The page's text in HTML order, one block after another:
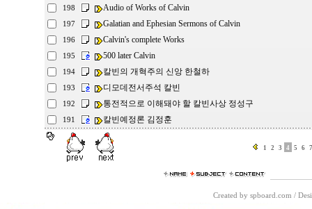
198 Audio of Works of Calvin
197 Galatian and Ephesian Sermons of Calvin
196 Calvin's complete Works
195 500 later Calvin
194 칼빈의 개혁주의 신앙 한철하
193 디모데전서주석 칼빈
192 통전적으로 이해돼야 할 칼빈사상 정성구
191 칼빈예정론 김정훈
1 2 3 4 5 6 7
Created by spboard.com /